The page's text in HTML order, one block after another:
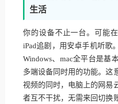
生活
你的设备不止一台。可能
iPad追剧，用安卓手机听歌
Windows、mac全平台是基
多端设备同时用的功能。这
视频的同时，电脑上的网易
者互不干扰，无需来回切换